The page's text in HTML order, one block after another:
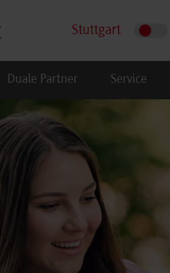
Stuttgart
Duale Partner Service